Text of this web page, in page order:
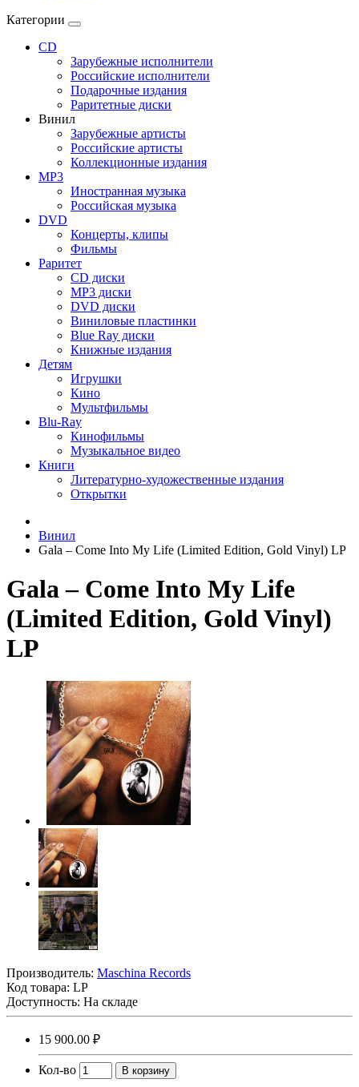
Категории
CD
Зарубежные исполнители
Российские исполнители
Подарочные издания
Раритетные диски
Винил
Зарубежные артисты
Российские артисты
Коллекционные издания
MP3
Иностранная музыка
Российская музыка
DVD
Концерты, клипы
Фильмы
Раритет
CD диски
MP3 диски
DVD диски
Виниловые пластинки
Blue Ray диски
Книжные издания
Детям
Игрушки
Кино
Мультфильмы
Blu-Ray
Кинофильмы
Музыкальное видео
Книги
Литературно-художественные издания
Открытки
Винил
Gala ‎– Come Into My Life (Limited Edition, Gold Vinyl) LP
Gala ‎– Come Into My Life
(Limited Edition, Gold Vinyl)
LP
Производитель: Maschina Records
Код товара: LP
Доступность: На складе
15 900.00 ₽
Кол-во В корзину